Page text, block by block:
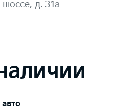
шоссе, д. 31а
авто